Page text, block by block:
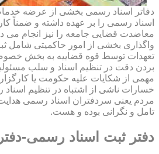
دفاتر اسناد رسمی بخشی از عرضه
اسناد رسمی را بر عهده داشته و ضمناً
معاضدت قضایی جامعه را نیز انجام می
واگذاری بخشی از امور حاکمیتی شامل
تعهدات توسط قوه قضاییه به بخش
بردن دقت در تنظیم اسناد و سلب
مهمی از شکایات علیه حکومت یا
خسارات ناشی از اشتباه در تنظیم
مردم یعنی سردفتران اسناد رسمی
تامل و نگرانی بوده و هست.
دفتر ثبت اسناد رسمی-